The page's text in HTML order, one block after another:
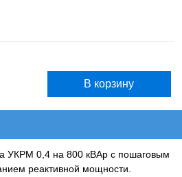
УКРМ 0,4 на 800 кВАр с пошаговым
реактивной мощности.